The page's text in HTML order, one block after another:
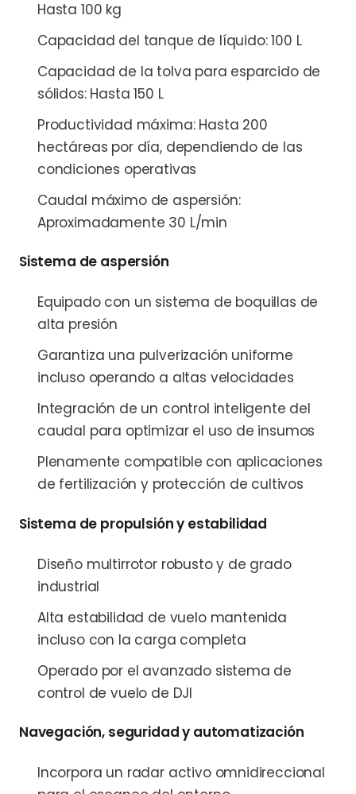
Hasta 100 kg
Capacidad del tanque de líquido: 100 L
Capacidad de la tolva para esparcido de
sólidos: Hasta 150 L
Productividad máxima: Hasta 200
hectáreas por día, dependiendo de las
condiciones operativas
Caudal máximo de aspersión:
Aproximadamente 30 L/min
Sistema de aspersión
Equipado con un sistema de boquillas de
alta presión
Garantiza una pulverización uniforme
incluso operando a altas velocidades
Integración de un control inteligente del
caudal para optimizar el uso de insumos
Plenamente compatible con aplicaciones
de fertilización y protección de cultivos
Sistema de propulsión y estabilidad
Diseño multirrotor robusto y de grado
industrial
Alta estabilidad de vuelo mantenida
incluso con la carga completa
Operado por el avanzado sistema de
control de vuelo de DJI
Navegación, seguridad y automatización
Incorpora un radar activo omnidireccional